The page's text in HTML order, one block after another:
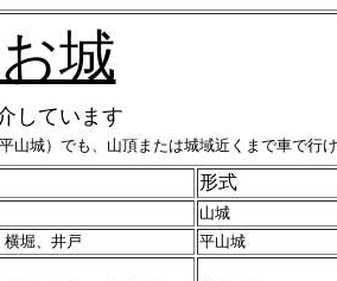
城
しています
山城）でも、山頂または城域近くまで車で行
形式
山城
横堀、井戸 平山城